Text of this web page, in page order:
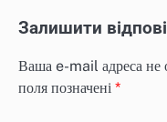
Залишити
Ваша e-mail адреса не
поля позначені *